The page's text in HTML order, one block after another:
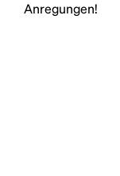
Anregungen!